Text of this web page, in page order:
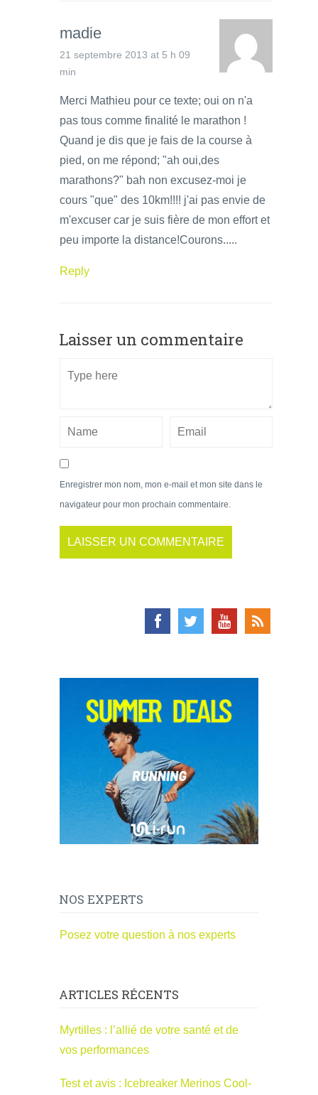
madie
21 septembre 2013 at 5 h 09
min
Merci Mathieu pour ce texte; oui on n'a
pas tous comme finalité le marathon !
Quand je dis que je fais de la course à
pied, on me répond; "ah oui,des
marathons?" bah non excusez-moi je
cours "que" des 10km!!!! j'ai pas envie de
m'excuser car je suis fière de mon effort et
peu importe la distance!Courons.....
Reply
Laisser un commentaire
Enregistrer mon nom, mon e-mail et mon site dans le
navigateur pour mon prochain commentaire.
NOS EXPERTS
Posez votre question à nos experts
ARTICLES RÉCENTS
Myrtilles : l’allié de votre santé et de
vos performances
Test et avis : Icebreaker Merinos Cool-